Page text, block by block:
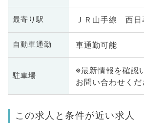
最寄り駅 ＪＲ山手線 西日
自動車通勤 車通勤可能
駐車場
※最新情報を確認
お問い合わせくだ
この求人と条件が近い求人